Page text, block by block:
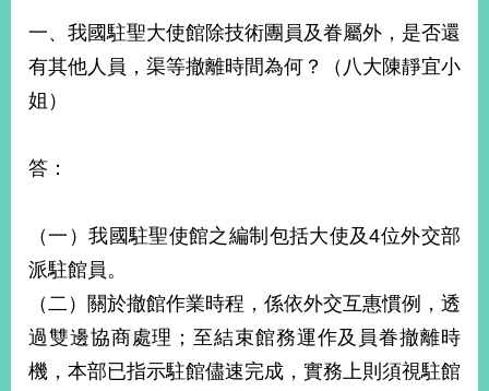
一、我國駐聖大使館除技術團員及眷屬外，是否還
有其他人員，渠等撤離時間為何？（八大陳靜宜小
姐）
答：
（一）我國駐聖使館之編制包括大使及4位外交部
派駐館員。
（二）關於撤館作業時程，係依外交互惠慣例，透
過雙邊協商處理；至結束館務運作及員眷撤離時
機，本部已指示駐館儘速完成，實務上則須視駐館